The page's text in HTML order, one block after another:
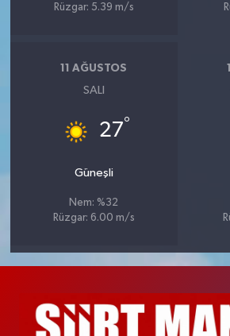
Rüzgar: 5.39 m/s
11 AĞUSTOS
SALI
27°
Güneşli
Nem: %32
Rüzgar: 6.00 m/s